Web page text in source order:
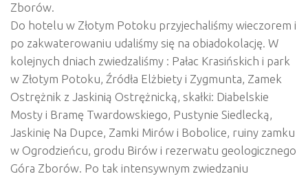
Zborów.
Do hotelu w Złotym Potoku przyjechaliśmy wieczorem i
po zakwaterowaniu udaliśmy się na obiadokolację. W
kolejnych dniach zwiedzaliśmy : Pałac Krasińskich i park
w Złotym Potoku, Źródła Elżbiety i Zygmunta, Zamek
Ostrężnik z Jaskinią Ostrężnicką, skałki: Diabelskie
Mosty i Bramę Twardowskiego, Pustynie Siedlecką,
Jaskinię Na Dupce, Zamki Mirów i Bobolice, ruiny zamku
w Ogrodzieńcu, grodu Birów i rezerwatu geologicznego
Góra Zborów. Po tak intensywnym zwiedzaniu